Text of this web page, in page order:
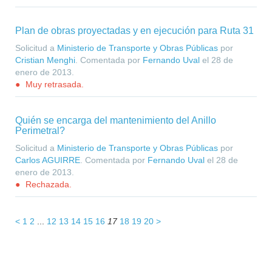
Plan de obras proyectadas y en ejecución para Ruta 31
Solicitud a Ministerio de Transporte y Obras Públicas por
Cristian Menghi . Comentada por Fernando Uval el 28 de
enero de 2013
Muy retrasada.
Quién se encarga del mantenimiento del Anillo
Perimetral?
Solicitud a Ministerio de Transporte y Obras Públicas por
Carlos AGUIRRE . Comentada por Fernando Uval el 28 de
enero de 2013
Rechazada.
1 2 12 13 14 15 16 17 18 19 20